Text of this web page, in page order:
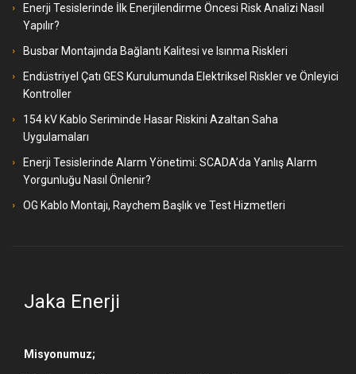
Enerji Tesislerinde İlk Enerjilendirme Öncesi Risk Analizi Nasıl
Yapılır?
Busbar Montajında Bağlantı Kalitesi ve Isınma Riskleri
Endüstriyel Çatı GES Kurulumunda Elektriksel Riskler ve Önleyici
Kontroller
154 kV Kablo Seriminde Hasar Riskini Azaltan Saha
Uygulamaları
Enerji Tesislerinde Alarm Yönetimi: SCADA’da Yanlış Alarm
Yorgunluğu Nasıl Önlenir?
OG Kablo Montajı, Raychem Başlık ve Test Hizmetleri
Jaka Enerji
Misyonumuz;